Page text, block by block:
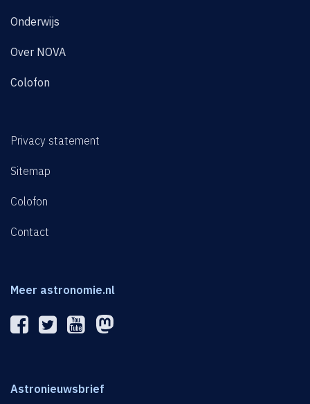
Onderwijs
Over NOVA
Colofon
Privacy statement
Sitemap
Colofon
Contact
Meer astronomie.nl
Astronieuwsbrief